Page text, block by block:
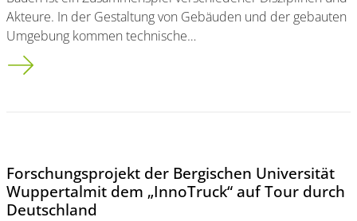
Akteure. In der Gestaltung von Gebäuden und der gebauten
Umgebung kommen technische…
Brücken Bauen – Infrastruktur und Lebenswelt
Forschungsprojekt der Bergischen Universität
Wuppertalmit dem „InnoTruck“ auf Tour durch
Deutschland